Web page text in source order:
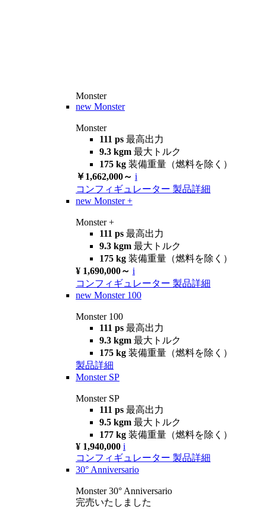
Monster
new Monster
Monster
111 ps 最高出力
9.3 kgm 最大トルク
175 kg 装備重量（燃料を除く）
￥1,662,000～ i
コンフィギュレーター 製品詳細
new Monster +
Monster +
111 ps 最高出力
9.3 kgm 最大トルク
175 kg 装備重量（燃料を除く）
¥ 1,690,000～ i
コンフィギュレーター 製品詳細
new Monster 100
Monster 100
111 ps 最高出力
9.3 kgm 最大トルク
175 kg 装備重量（燃料を除く）
製品詳細
Monster SP
Monster SP
111 ps 最高出力
9.5 kgm 最大トルク
177 kg 装備重量（燃料を除く）
¥ 1,940,000 i
コンフィギュレーター 製品詳細
30° Anniversario
Monster 30° Anniversario
完売いたしました